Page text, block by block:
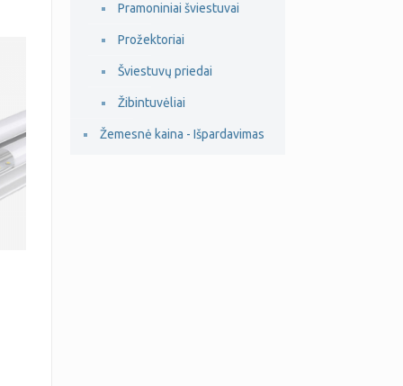
Pramoniniai šviestuvai
Prožektoriai
Šviestuvų priedai
Žibintuvėliai
Žemesnė kaina - Išpardavimas